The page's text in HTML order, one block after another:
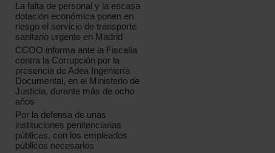
La falta de personal y la escasa
dotación económica ponen en
riesgo el servicio de transporte
sanitario urgente en Madrid
CCOO informa ante la Fiscalía
contra la Corrupción por la
presencia de Adea Ingeniería
Documental, en el Ministerio de
Justicia, durante más de ocho
años
Por la defensa de unas
instituciones penitenciarias
públicas, con los empleados
públicos necesarios